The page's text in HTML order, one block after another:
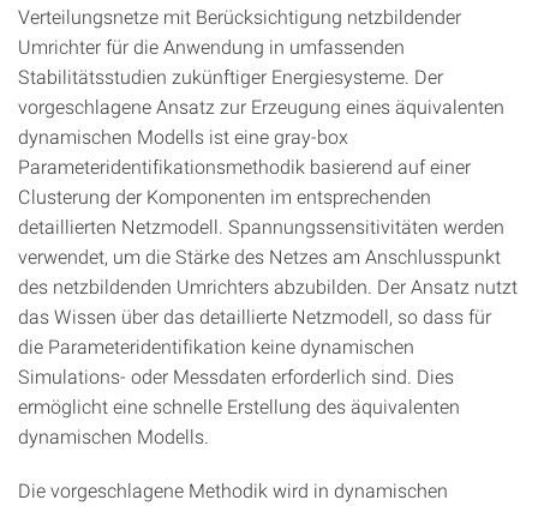
Verteilungsnetze mit Berücksichtigung netzbildender
Umrichter für die Anwendung in umfassenden
Stabilitätsstudien zukünftiger Energiesysteme. Der
vorgeschlagene Ansatz zur Erzeugung eines äquivalenten
dynamischen Modells ist eine gray-box
Parameteridentifikationsmethodik basierend auf einer
Clusterung der Komponenten im entsprechenden
detaillierten Netzmodell. Spannungssensitivitäten werden
verwendet, um die Stärke des Netzes am Anschlusspunkt
des netzbildenden Umrichters abzubilden. Der Ansatz nutzt
das Wissen über das detaillierte Netzmodell, so dass für
die Parameteridentifikation keine dynamischen
Simulations- oder Messdaten erforderlich sind. Dies
ermöglicht eine schnelle Erstellung des äquivalenten
dynamischen Modells.
Die vorgeschlagene Methodik wird in dynamischen